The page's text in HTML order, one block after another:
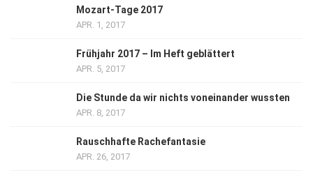
Mozart-Tage 2017
APR. 1, 2017
Frühjahr 2017 – Im Heft geblättert
APR. 5, 2017
Die Stunde da wir nichts voneinander wussten
APR. 8, 2017
Rauschhafte Rachefantasie
APR. 26, 2017